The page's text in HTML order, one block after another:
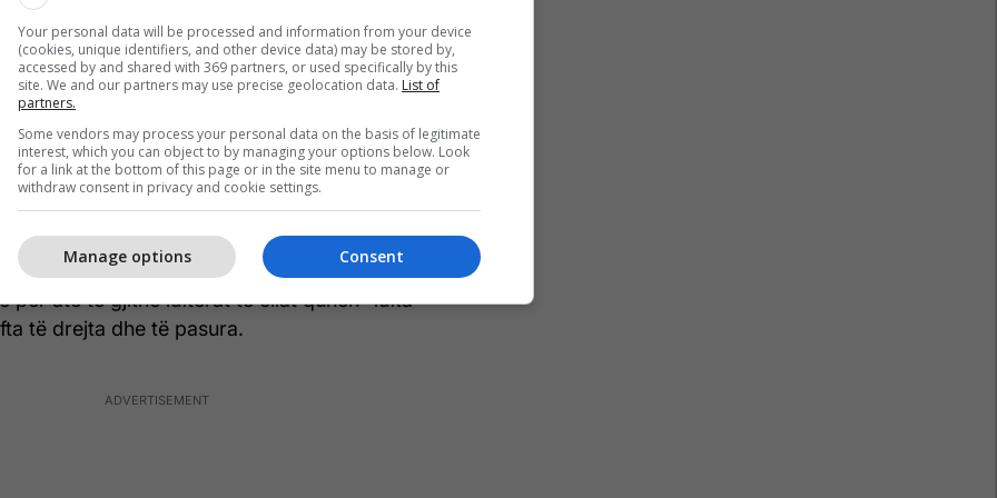
vetë ai ndaj një personi. Siç dihet botërisht, lufta
luftë e drejtë dhe është vlerësuar me dokumente
se është njëra prej luftërave më të drejta.
(Lavdrim Muhaxherit) që luftëtarët e lirisë
kanë luftuar kundër atyre të cilët kanë bërë
popullit shqiptar e që ka qenë shteti dhe
thënë Jashari.
nuk është marrë me individë e me civilë, por po
pushtuesit, kundër forcave të policisë dhe
për atë të gjithë luftërat të cilat quhen “lufta
të drejta dhe të pasura.
Your personal data will be processed and information from your device
(cookies, unique identifiers, and other device data) may be stored by,
accessed by and shared with 369 partners, or used specifically by this
site. We and our partners may use precise geolocation data. List of
partners.
Some vendors may process your personal data on the basis of legitimate
interest, which you can object to by managing your options below. Look
for a link at the bottom of this page or in the site menu to manage or
withdraw consent in privacy and cookie settings.
Consent
Manage options